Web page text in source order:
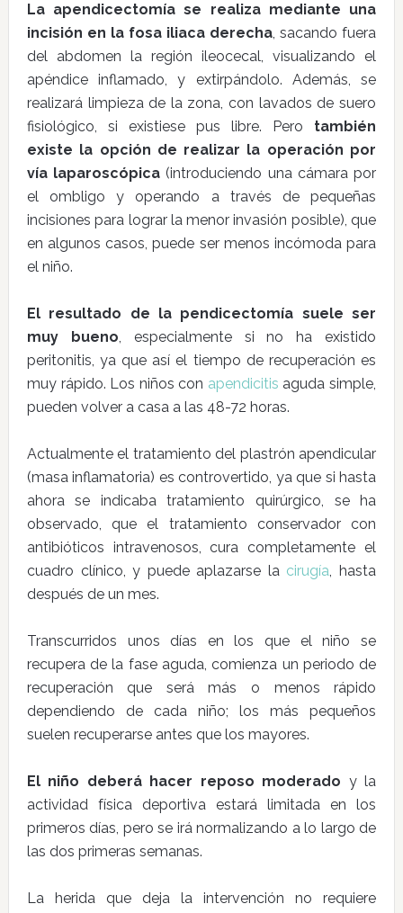
La apendicectomía se realiza mediante una
incisión en la fosa iliaca derecha, sacando fuera
del abdomen la región ileocecal, visualizando el
apéndice inflamado, y extirpándolo. Además, se
realizará limpieza de la zona, con lavados de suero
fisiológico, si existiese pus libre. Pero también
existe la opción de realizar la operación por
vía laparoscópica (introduciendo una cámara por
el ombligo y operando a través de pequeñas
incisiones para lograr la menor invasión posible), que
en algunos casos, puede ser menos incómoda para
el niño.
El resultado de la pendicectomía suele ser
muy bueno, especialmente si no ha existido
peritonitis, ya que así el tiempo de recuperación es
muy rápido. Los niños con apendicitis aguda simple,
pueden volver a casa a las 48-72 horas.
Actualmente el tratamiento del plastrón apendicular
(masa inflamatoria) es controvertido, ya que si hasta
ahora se indicaba tratamiento quirúrgico, se ha
observado, que el tratamiento conservador con
antibióticos intravenosos, cura completamente el
cuadro clínico, y puede aplazarse la cirugía, hasta
después de un mes.
Transcurridos unos días en los que el niño se
recupera de la fase aguda, comienza un periodo de
recuperación que será más o menos rápido
dependiendo de cada niño; los más pequeños
suelen recuperarse antes que los mayores.
El niño deberá hacer reposo moderado y la
actividad física deportiva estará limitada en los
primeros días, pero se irá normalizando a lo largo de
las dos primeras semanas.
La herida que deja la intervención no requiere